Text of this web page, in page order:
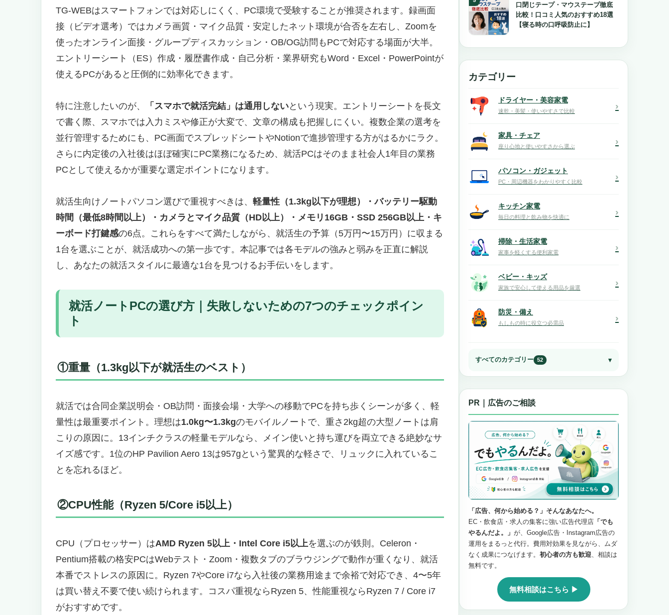
【2位】Dell Inspiron 15 3530｜コスパ最強の15.6インチ大画面で就活もSPI対策もはかどる
就活生の予算に優しいコスパ最強モデル
こんな人におすすめ
【3位】HP プレミアム 17.3インチノートパソコン｜大画面で就活＆社会人1年目までフル活用
17.3インチの圧倒的大画面で自宅メイン作業を快適化
こんな人におすすめ
【4位】HP 17インチ タッチスクリーンノートパソコン｜直感操作で就活効率アップ
タッチスクリーンで直感的な操作性を実現
17インチの広い画面でブラウジングも快適
こんな人におすすめ
入社後の業務にも余裕で対応
こんな人におすすめ
【6位】HP 17インチ 就活＆大学生活向けノートPC｜オールラウンダーで安心の1台
就活も大学レポート作成も1台でこなせるオールラウンダー
こんな人におすすめ
スタイリッシュなデザインで面接会場でも好印象
【8位】圧倒的性能で差をつけるノートPC（rinker:7654）｜高性能ハイエンドモデル
こんな人におすすめ
就活ノートPC8選 比較早見表
Q1. 就活ノートPCはいつ買うべき？大学何年生から？
Q2. MacとWindows、就活生はどっちがおすすめ？
Q3. 就活PC選びで一番大事なスペックは？
Q4. 中古PCで就活してもいい？
Q5. Zoom面接でカメラ画質が悪いと不利？
総合商社・金融・コンサル志望の方
IT・エンジニア志望の方
デザイン・クリエイター志望の方
TG-WEBはスマートフォンでは対応しにくく、PC環境で受験することが推奨されます。録画面
接（ビデオ選考）ではカメラ画質・マイク品質・安定したネット環境が合否を左右し、Zoomを
使ったオンライン面接・グループディスカッション・OB/OG訪問もPCで対応する場面が大半。
エントリーシート（ES）作成・履歴書作成・自己分析・業界研究もWord・Excel・PowerPointが
使えるPCがあると圧倒的に効率化できます。
特に注意したいのが、 「スマホで就活完結」は通用しないという現実。エントリーシートを長文
で書く際、スマホでは入力ミスや修正が大変で、文章の構成も把握しにくい。複数企業の選考を
並行管理するためにも、PC画面でスプレッドシートやNotionで進捗管理する方がはるかにラク。
さらに内定後の入社後はほぼ確実にPC業務になるため、就活PCはそのまま社会人1年目の業務
PCとして使えるかが重要な選定ポイントになります。
就活生向けノートパソコン選びで重視すべきは、 軽量性（1.3kg以下が理想）・バッテリー駆動
時間（最低8時間以上）・カメラとマイク品質（HD以上）・メモリ16GB・SSD 256GB以上・キ
ーボード打鍵感の6点。これらをすべて満たしながら、就活生の予算（5万円〜15万円）に収まる
1台を選ぶことが、就活成功への第一歩です。本記事では各モデルの強みと弱みを正直に解説
し、あなたの就活スタイルに最適な1台を見つけるお手伝いをします。
就活ノートPCの選び方｜失敗しないための7つのチェックポイン
ト
①重量（1.3kg以下が就活生のベスト）
就活では合同企業説明会・OB訪問・面接会場・大学への移動でPCを持ち歩くシーンが多く、軽
量性は最重要ポイント。理想は1.0kg〜1.3kgのモバイルノートで、重さ2kg超の大型ノートは肩
こりの原因に。13インチクラスの軽量モデルなら、メイン使いと持ち運びを両立できる絶妙なサ
イズ感です。1位のHP Pavilion Aero 13は957gという驚異的な軽さで、リュックに入れているこ
とを忘れるほど。
②CPU性能（Ryzen 5/Core i5以上）
CPU（プロセッサー）はAMD Ryzen 5以上・Intel Core i5以上を選ぶのが鉄則。Celeron・
Pentium搭載の格安PCはWebテスト・Zoom・複数タブのブラウジングで動作が重くなり、就活
本番でストレスの原因に。Ryzen 7やCore i7なら入社後の業務用途まで余裕で対応でき、4〜5年
は買い替え不要で使い続けられます。コスパ重視ならRyzen 5、性能重視ならRyzen 7 / Core i7
がおすすめです。
口閉じテープ・マウステープ徹底
比較！口コミ人気のおすすめ18選
【寝る時の口呼吸防止に】
カテゴリー
ドライヤー・美容家電
速乾・美髪・使いやすさで比較 ›
家具・チェア
座り心地と使いやすさから選ぶ ›
パソコン・ガジェット
PC・周辺機器をわかりやすく比較 ›
キッチン家電
毎日の料理と飲み物を快適に ›
掃除・生活家電
家事を軽くする便利家電 ›
ベビー・キッズ
家族で安心して使える用品を厳選 ›
防災・備え
もしもの時に役立つ必需品 ›
すべてのカテゴリー 52
PR｜広告のご相談
「広告、何から始める？」そんなあなたへ。
EC・飲食店・求人の集客に強い広告代理店 「でも
やるんだよ。」 が、Google広告・Instagram広告の
運用をまるっと代行。費用対効果を見ながら、ムダ
なく成果につなげます。 初心者の方も歓迎 、相談は
無料です。
無料相談はこちら ▶